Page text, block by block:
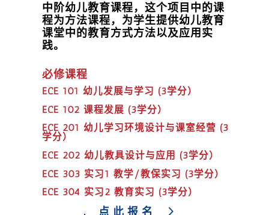
中阶幼儿教育课程，这个项目中的课
程为方法课程，为学生提供幼儿教育
课堂中的教育方式方法以及应用实
践。
必修课程
ECE 101 幼儿发展与学习 (3学分）
ECE 102 课程发展 (3学分）
ECE 201 幼儿学习环境设计与课室经营 (3
学分）
ECE 202 幼儿教具设计与应用 (3学分）
ECE 303 实习1 教学/教保实习 (3学分）
ECE 304 实习2 教育实习 (3学分）
点此报名